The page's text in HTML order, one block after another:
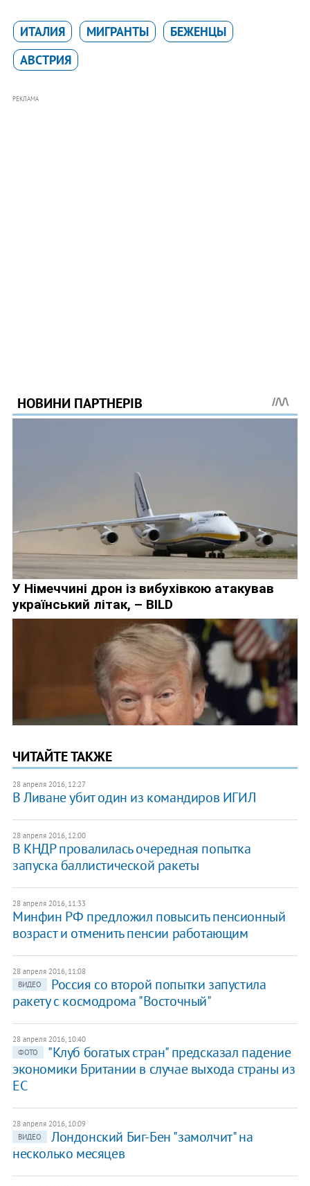
ИТАЛИЯ МИГРАНТЫ
БЕЖЕНЦЫ
АВСТРИЯ
РЕКЛАМА
ЧИТАЙТЕ ТАКЖЕ
28 апреля 2016, 12:27
В Ливане убит один из командиров ИГИЛ
28 апреля 2016, 12:00
В КНДР провалилась очередная попытка
запуска баллистической ракеты
28 апреля 2016, 11:33
Минфин РФ предложил повысить пенсионный
возраст и отменить пенсии работающим
28 апреля 2016, 11:08
ВИДЕО
Россия со второй попытки запустила
ракету с космодрома "Восточный"
28 апреля 2016, 10:40
ФОТО
"Клуб богатых стран" предсказал падение
экономики Британии в случае выхода страны из
ЕС
28 апреля 2016, 10:09
ВИДЕО
Лондонский Биг-Бен "замолчит" на
несколько месяцев